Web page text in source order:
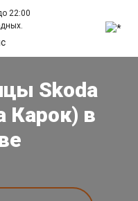
22:00
Skoda
Карок) в